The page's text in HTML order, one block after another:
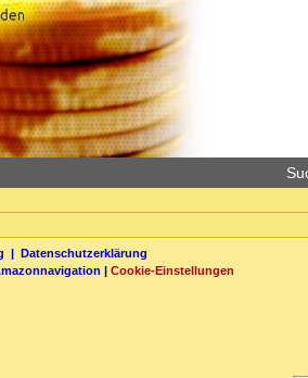
| Datenschutzerklärung
| Cookie-Einstellungen